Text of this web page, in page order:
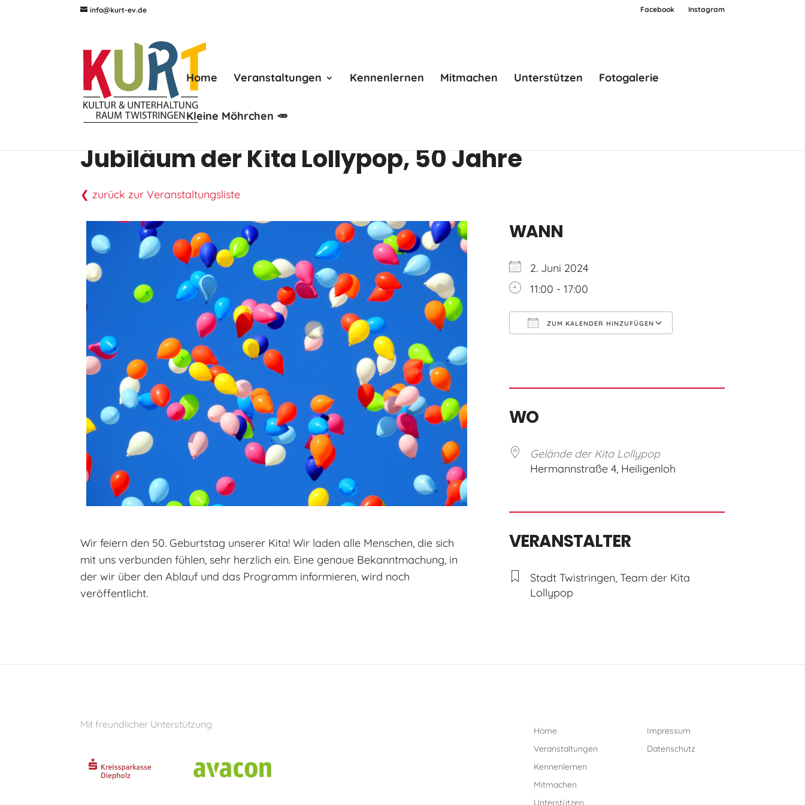
info@kurt-ev.de Facebook Instagram
Home Veranstaltungen Kennenlernen Mitmachen Unterstützen Fotogalerie
Kleine Möhrchen 🥕
Jubiläum der Kita Lollypop, 50 Jahre
❮ zurück zur Veranstaltungsliste
Wir feiern den 50. Geburtstag unserer Kita! Wir laden alle Menschen, die sich
mit uns verbunden fühlen, sehr herzlich ein. Eine genaue Bekanntmachung, in
der wir über den Ablauf und das Programm informieren, wird noch
veröffentlicht.
WANN
2. Juni 2024
11:00 - 17:00
ZUM KALENDER HINZUFÜGEN
WO
Gelände der Kita Lollypop
Hermannstraße 4, Heiligenloh
VERANSTALTER
Stadt Twistringen, Team der Kita
Lollypop
Mit freundlicher Unterstützung
Home
Veranstaltungen
Kennenlernen
Mitmachen
Unterstützen
Impressum
Datenschutz